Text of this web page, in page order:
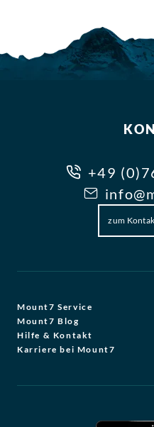
+49
zum
Mount7 Service
Mount7 Blog
Hilfe & Kontakt
Karriere bei Mount7